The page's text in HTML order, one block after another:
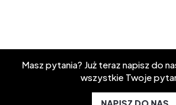
Masz pytania? Już teraz napisz do
wszystkie Twoje